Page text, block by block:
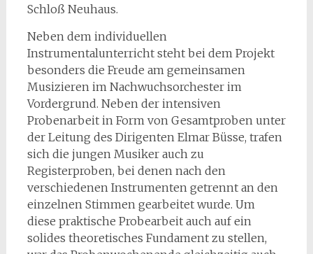
Schloß Neuhaus.
Neben dem individuellen
Instrumentalunterricht steht bei dem Projekt
besonders die Freude am gemeinsamen
Musizieren im Nachwuchsorchester im
Vordergrund. Neben der intensiven
Probenarbeit in Form von Gesamtproben unter
der Leitung des Dirigenten Elmar Büsse, trafen
sich die jungen Musiker auch zu
Registerproben, bei denen nach den
verschiedenen Instrumenten getrennt an den
einzelnen Stimmen gearbeitet wurde. Um
diese praktische Probearbeit auch auf ein
solides theoretisches Fundament zu stellen,